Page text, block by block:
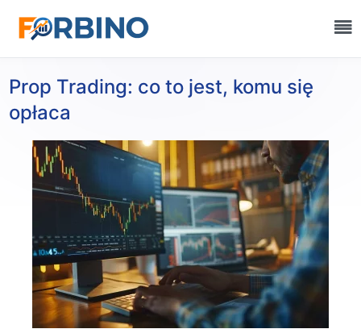
Prop Trading: co to jest, komu się
opłaca